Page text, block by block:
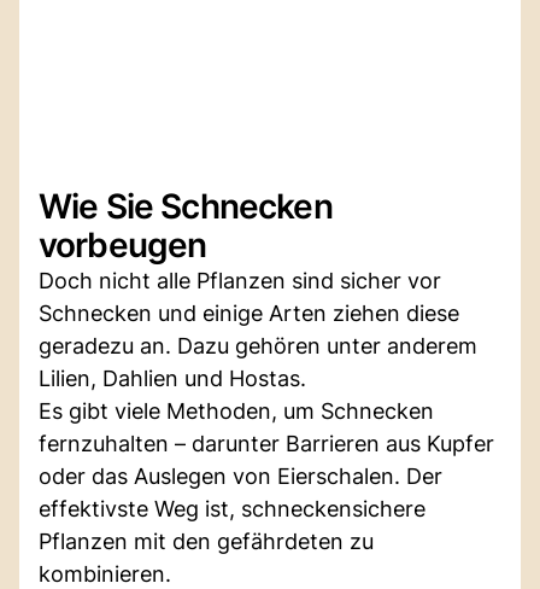
Wie Sie Schnecken
vorbeugen
Doch nicht alle Pflanzen sind sicher vor
Schnecken und einige Arten ziehen diese
geradezu an. Dazu gehören unter anderem
Lilien, Dahlien und Hostas.
Es gibt viele Methoden, um Schnecken
fernzuhalten – darunter Barrieren aus Kupfer
oder das Auslegen von Eierschalen. Der
effektivste Weg ist, schneckensichere
Pflanzen mit den gefährdeten zu
kombinieren.